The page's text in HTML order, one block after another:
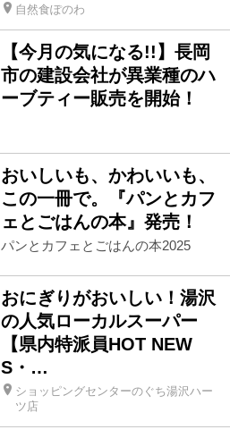
自然食ぽのわ
【今月の気になる!!】長岡
市の建設会社が異業種のハ
ーブティー販売を開始！
おいしいも、かわいいも、
この一冊で。『パンとカフ
ェとごはんの本』発売！
パンとカフェとごはんの本2025
おにぎりがおいしい！湯沢
の人気ローカルスーパー
【県内特派員HOT NEW
S・…
ショッピングセンターのぐち湯沢ハー
ツ店